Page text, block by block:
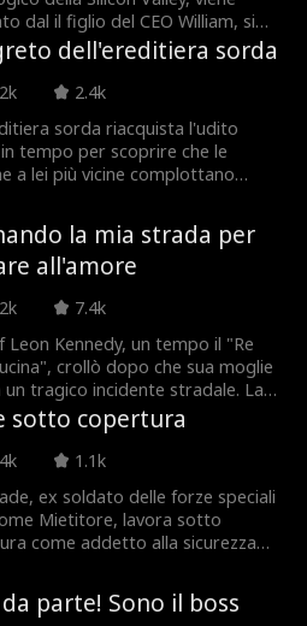
dal il figlio del CEO William, si
Evelyn, l’affascinante
delegata della
La sua vendetta manda in
capisce di aver licenziato la
sbagliata... ormai è troppo tardi.
dell'ereditiera sorda
2.4k
sorda riacquista l'udito
tempo per scoprire che le
a lei più vicine complottano
gioca un pericoloso gioco di
contro coloro che credono che la
la renda debole. Mentre
deve navigare con attenzione in
di tradimenti, fingendo di non
le cospirazioni che si svolgono
a lei per portare alla giustizia chi
la mia strada per
all'amore
7.4k
Leon Kennedy, un tempo il "Re
crollò dopo che sua moglie
un tragico incidente stradale. La
depressione lo portò alla
di senzatetto, perdendo tutto
suo amato cane, Dante. Un
un lavoro, ignaro di chi sia.
in cucina, affronta gli abusi del
esecutivo (Bryant), che lo
profilo basso, ma quando un
d'affari (William) minaccia il
sotto copertura
1.1k
ex soldato delle forze speciali
Mietitore, lavora sotto
come addetto alla sicurezza
caduto, Alexander:
sua sorella minore, Victoria. Il
parte! Sono il boss